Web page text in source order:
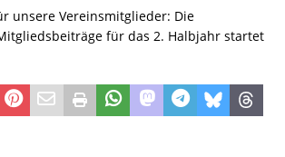
unsere Vereinsmitglieder: Die
für das 2. Halbjahr startet